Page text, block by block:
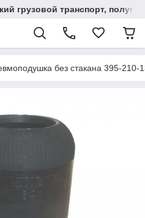
грузовой транспорт,
без стакана 395-